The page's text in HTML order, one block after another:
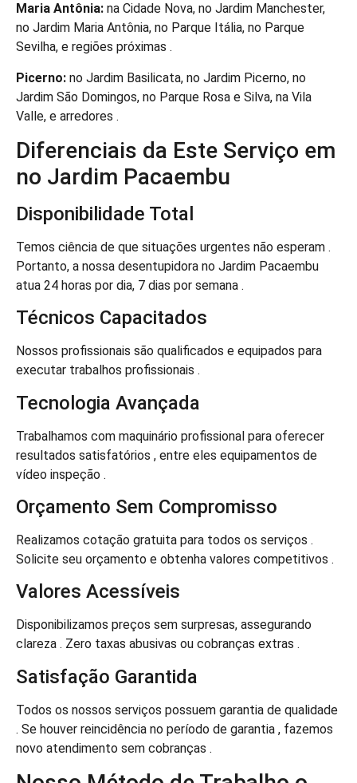
Maria Antônia: na Cidade Nova, no Jardim Manchester,
no Jardim Maria Antônia, no Parque Itália, no Parque
Sevilha, e regiões próximas .
Picerno: no Jardim Basilicata, no Jardim Picerno, no
Jardim São Domingos, no Parque Rosa e Silva, na Vila
Valle, e arredores .
Diferenciais da Este Serviço em
no Jardim Pacaembu
Disponibilidade Total
Temos ciência de que situações urgentes não esperam .
Portanto, a nossa desentupidora no Jardim Pacaembu
atua 24 horas por dia, 7 dias por semana .
Técnicos Capacitados
Nossos profissionais são qualificados e equipados para
executar trabalhos profissionais .
Tecnologia Avançada
Trabalhamos com maquinário profissional para oferecer
resultados satisfatórios , entre eles equipamentos de
vídeo inspeção .
Orçamento Sem Compromisso
Realizamos cotação gratuita para todos os serviços .
Solicite seu orçamento e obtenha valores competitivos .
Valores Acessíveis
Disponibilizamos preços sem surpresas, assegurando
clareza . Zero taxas abusivas ou cobranças extras .
Satisfação Garantida
Todos os nossos serviços possuem garantia de qualidade
. Se houver reincidência no período de garantia , fazemos
novo atendimento sem cobranças .